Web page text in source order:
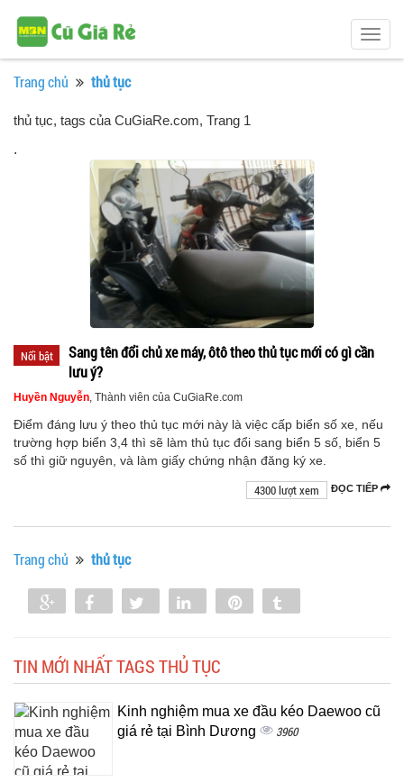
Trang chủ thủ tục
thủ tục, tags của CuGiaRe.com, Trang 1
.
Nổi bật
Sang tên đổi chủ xe máy, ôtô theo thủ tục mới có gì cần
lưu ý?
Huyền Nguyễn, Thành viên của CuGiaRe.com
Điểm đáng lưu ý theo thủ tục mới này là việc cấp biển số xe, nếu
trường hợp biển 3,4 thì sẽ làm thủ tục đổi sang biển 5 số, biển 5
số thì giữ nguyên, và làm giấy chứng nhận đăng ký xe.
ĐỌC TIẾP
4300 lượt xem
Trang chủ thủ tục
Share Share Tweet Share
TIN MỚI NHẤT TAGS THỦ TỤC
Kinh nghiệm mua xe đầu kéo Daewoo cũ
giá rẻ tại Bình Dương
3960